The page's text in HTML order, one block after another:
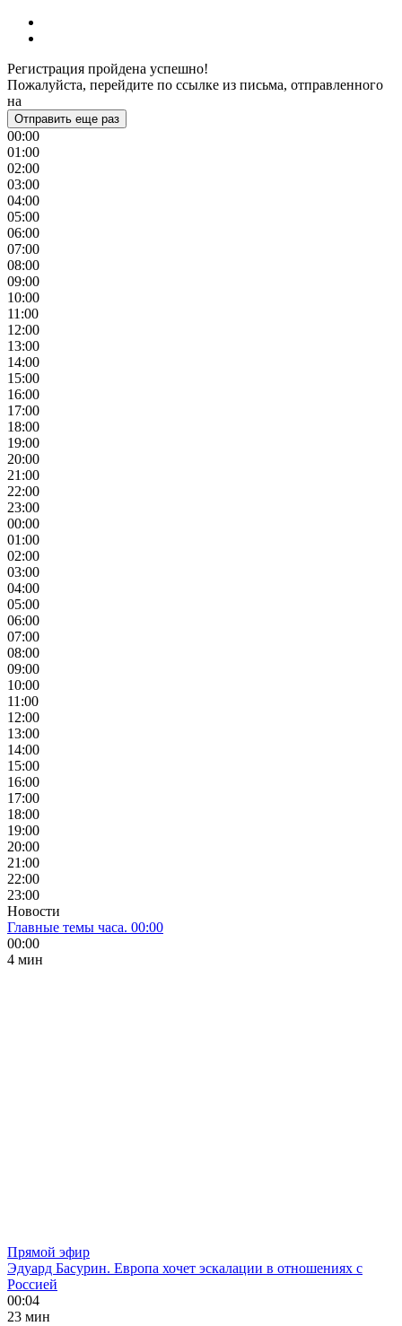
Регистрация пройдена успешно!
Пожалуйста, перейдите по ссылке из письма, отправленного
на
Отправить еще раз
00:00
01:00
02:00
03:00
04:00
05:00
06:00
07:00
08:00
09:00
10:00
11:00
12:00
13:00
14:00
15:00
16:00
17:00
18:00
19:00
20:00
21:00
22:00
23:00
00:00
01:00
02:00
03:00
04:00
05:00
06:00
07:00
08:00
09:00
10:00
11:00
12:00
13:00
14:00
15:00
16:00
17:00
18:00
19:00
20:00
21:00
22:00
23:00
Новости
Главные темы часа. 00:00
00:00
4 мин
Прямой эфир
Эдуард Басурин. Европа хочет эскалации в отношениях с
Россией
00:04
23 мин